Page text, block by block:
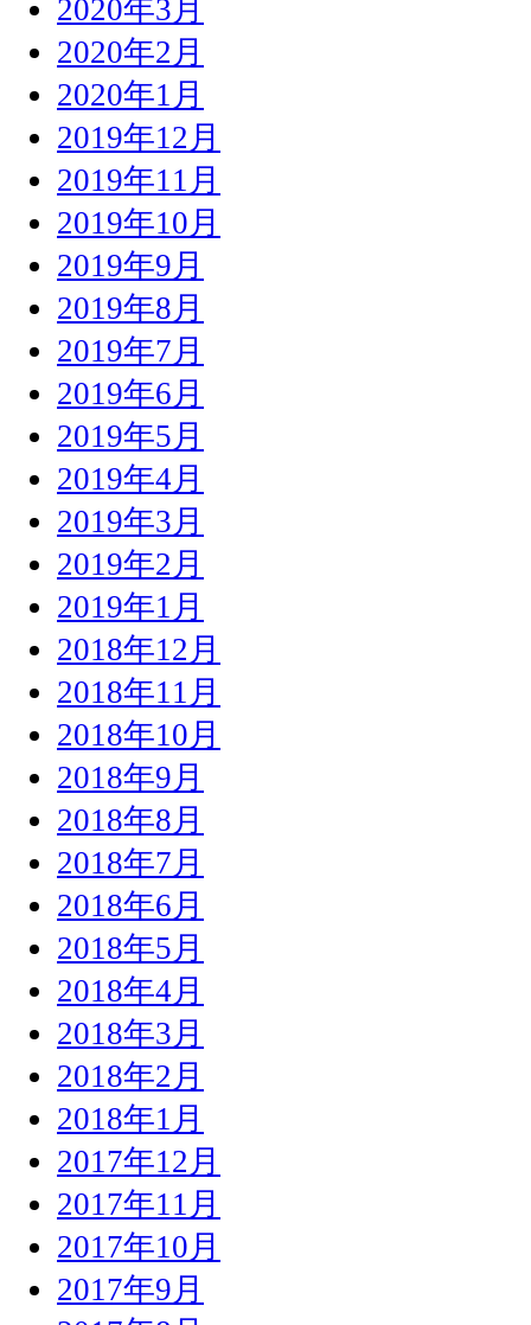
2020年3月
2020年2月
2020年1月
2019年12月
2019年11月
2019年10月
2019年9月
2019年8月
2019年7月
2019年6月
2019年5月
2019年4月
2019年3月
2019年2月
2019年1月
2018年12月
2018年11月
2018年10月
2018年9月
2018年8月
2018年7月
2018年6月
2018年5月
2018年4月
2018年3月
2018年2月
2018年1月
2017年12月
2017年11月
2017年10月
2017年9月